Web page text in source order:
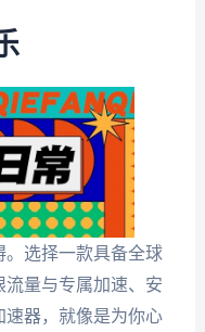
选择一款具备全球
量与专属加速、安
器，就像是为你心